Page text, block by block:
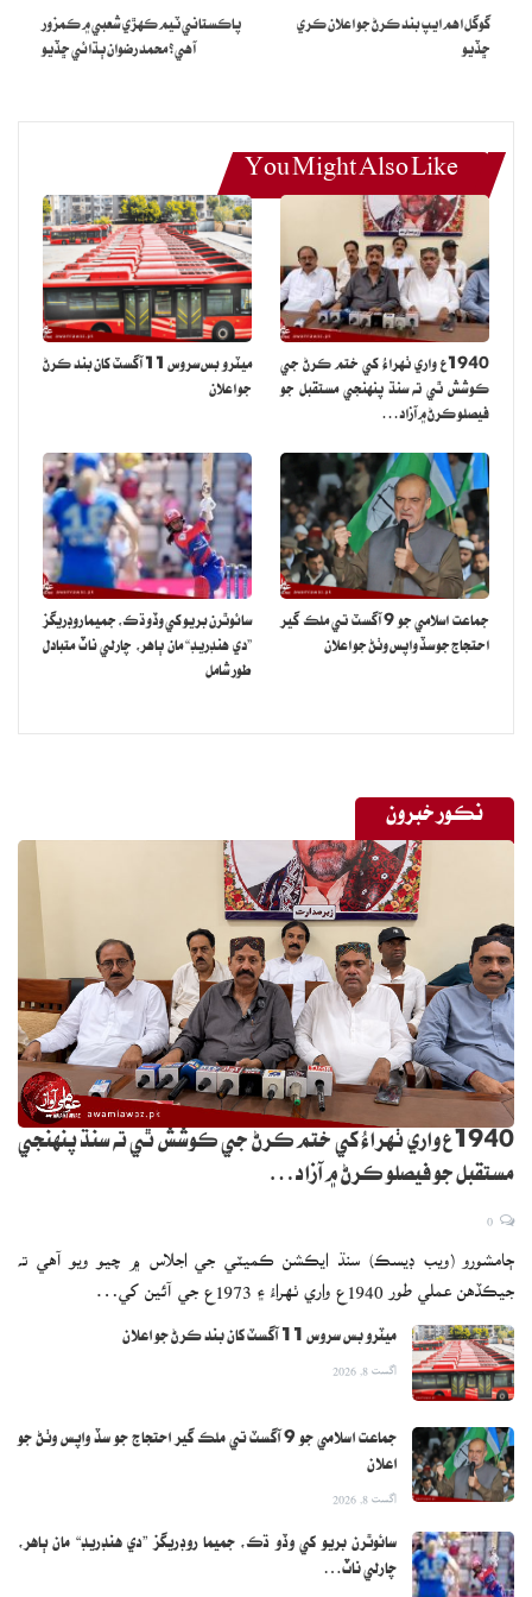
ساڳئي ايئرپورٽ تي شارجه کان ايندڙ مسافر جي ڪپڙن مان به 500 گرام
کان 6 ڪلاڪن جو وقفو آهي.
هڪ ئي ايئرپورٽ تي هڪ ئي ڏينهن ساڳئي طريقي سان سون اسمگل ڪرڻ
جي ڪوشش ڪندڙ ٻن مسافرن جي گرفتاري جو هي پهريون ڪيس آهي.
گوگل اهم ايپ بند ڪرڻ جو اعلان ڪري
ڇڏيو
پاڪستاني ٽيم ڪهڙي شعبي ۾ ڪمزور
آهي؟ محمد رضوان ٻڌائي ڇڏيو
You Might Also Like
1940ع واري ٺهراءُ کي ختم ڪرڻ جي
ڪوشش ٿي ته سنڌ پنهنجي مستقبل جو
فيصلو ڪرڻ ۾ آزاد…
ميٽرو بس سروس 11 آگسٽ کان بند ڪرڻ
جو اعلان
جماعت اسلامي جو 9 آگسٽ تي ملڪ گير
احتجاج جو سڏ واپس وٺڻ جو اعلان
سائوٿرن بريو کي وڏو ڌڪ، جميما روڊريگز
”دي هنڊريڊ“ مان ٻاهر، چارلي ناٽ متبادل
طور شامل
نڪور خبرون
1940ع واري ٺهراءُ کي ختم ڪرڻ جي ڪوشش ٿي ته سنڌ پنهنجي
مستقبل جو فيصلو ڪرڻ ۾ آزاد…
ڄامشورو (ويب ڊيسڪ) سنڌ ايڪشن ڪميٽي جي اجلاس ۾ چيو ويو آهي ته
جيڪڏهن عملي طور 1940ع واري ٺهراءُ ۽ 1973ع جي آئين کي…
ميٽرو بس سروس 11 آگسٽ کان بند ڪرڻ جو اعلان
اگست 8, 2026
جماعت اسلامي جو 9 آگسٽ تي ملڪ گير احتجاج جو سڏ واپس وٺڻ جو
اعلان
اگست 8, 2026
سائوٿرن بريو کي وڏو ڌڪ، جميما روڊريگز ”دي هنڊريڊ“ مان ٻاهر،
چارلي ناٽ…